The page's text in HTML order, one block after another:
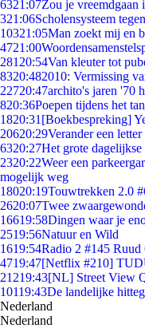
6321:07Zou je vreemdgaan
321:06Scholensysteem
10321:05Man zoekt mij en
4721:00
281 20:54Van kleuter tot
8320:482010: Vermissing
22720:47archito's jaren '70
820:36Poepen tijdens het
1820:31 [Boekbespreking]
20620:29Verander een
6320:27Het grote
2320:22Weer een
mogelijk weg
18020:19Touwtrekken 2.0
2620:07Twee
16619:58Dingen waar je
2519:56Natuur en Wild
1619:54Radio 2 #145 Ruud
4719:47[Netflix #210]
21219:43[NL] Street View
10119:43De landelijke
Nederland
Nederland